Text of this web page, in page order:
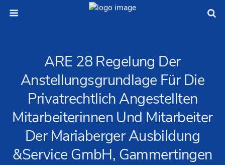
ARE 28 Regelung Der
Anstellungsgrundlage Für Die
Privatrechtlich Angestellten
Mitarbeiterinnen Und Mitarbeiter
Der Mariaberger Ausbildung
&Service GmbH, Gammertingen